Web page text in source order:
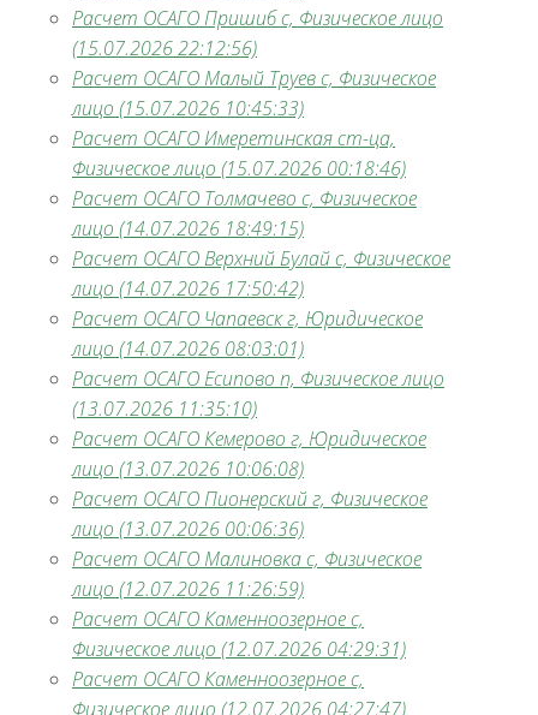
Расчет ОСАГО Пришиб с, Физическое лицо
(15.07.2026 22:12:56)
Расчет ОСАГО Малый Труев с, Физическое
лицо (15.07.2026 10:45:33)
Расчет ОСАГО Имеретинская ст-ца,
Физическое лицо (15.07.2026 00:18:46)
Расчет ОСАГО Толмачево с, Физическое
лицо (14.07.2026 18:49:15)
Расчет ОСАГО Верхний Булай с, Физическое
лицо (14.07.2026 17:50:42)
Расчет ОСАГО Чапаевск г, Юридическое
лицо (14.07.2026 08:03:01)
Расчет ОСАГО Есипово п, Физическое лицо
(13.07.2026 11:35:10)
Расчет ОСАГО Кемерово г, Юридическое
лицо (13.07.2026 10:06:08)
Расчет ОСАГО Пионерский г, Физическое
лицо (13.07.2026 00:06:36)
Расчет ОСАГО Малиновка с, Физическое
лицо (12.07.2026 11:26:59)
Расчет ОСАГО Каменноозерное с,
Физическое лицо (12.07.2026 04:29:31)
Расчет ОСАГО Каменноозерное с,
Физическое лицо (12.07.2026 04:27:47)